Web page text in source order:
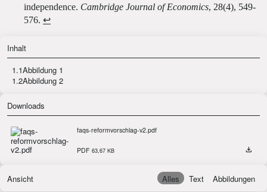
independence. Cambridge Journal of Economics, 28(4), 549-
576. ↩
Inhalt
1.1Abbildung 1
1.2Abbildung 2
Downloads
faqs-reformvorschlag-v2.pdf
PDF 63,67 KB
Ansicht Alles Text Abbildungen